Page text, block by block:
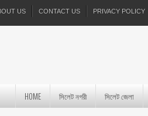
US CONTACT US PRIVACY POLICY
HOME সিলেট নগরী সিলেট জেলা